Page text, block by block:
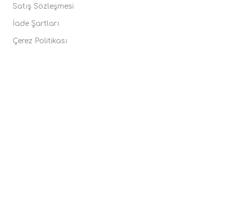
Satış Sözleşmesi
İade Şartları
Çerez Politikası